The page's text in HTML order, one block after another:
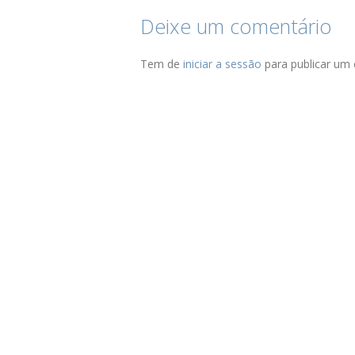
Deixe um comentário
Tem de iniciar a sessão para publicar um